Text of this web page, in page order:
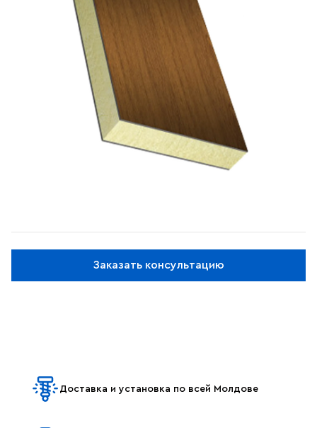
Заказать консультацию
Доставка и установка по всей Молдове